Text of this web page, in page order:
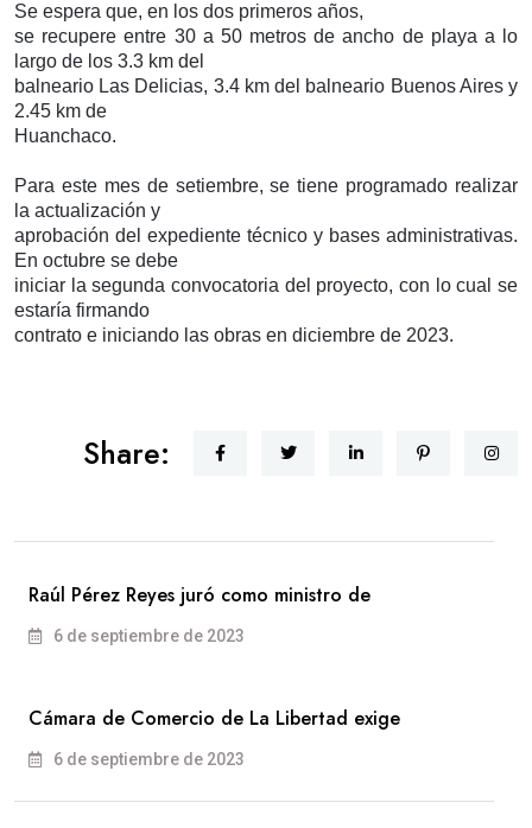
Se espera que, en los dos primeros años,
se recupere entre 30 a 50 metros de ancho de playa a lo
largo de los 3.3 km del
balneario Las Delicias, 3.4 km del balneario Buenos Aires y
2.45 km de
Huanchaco.
Para este mes de setiembre, se tiene programado realizar
la actualización y
aprobación del expediente técnico y bases administrativas.
En octubre se debe
iniciar la segunda convocatoria del proyecto, con lo cual se
estaría firmando
contrato e iniciando las obras en diciembre de 2023.
Share:
Raúl Pérez Reyes juró como ministro de
6 de septiembre de 2023
Cámara de Comercio de La Libertad exige
6 de septiembre de 2023